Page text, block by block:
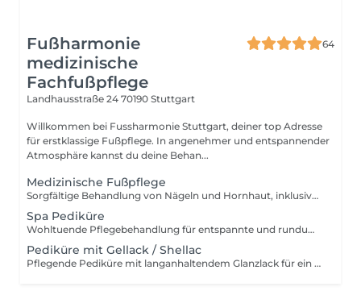
Fußharmonie
medizinische
Fachfußpflege
64
Landhausstraße 24 70190 Stuttgart
Willkommen bei Fussharmonie Stuttgart, deiner top Adresse
für erstklassige Fußpflege. In angenehmer und entspannender
Atmosphäre kannst du deine Behan...
Medizinische Fußpflege
Sorgfältige Behandlung von Nägeln und Hornhaut, inklusive Pflegecreme
Spa Pediküre
Wohltuende Pflegebehandlung für entspannte und rundum gepflegte Füße
Pediküre mit Gellack / Shellac
Pflegende Pediküre mit langanhaltendem Glanzlack für ein gepflegtes Erscheinungsbild